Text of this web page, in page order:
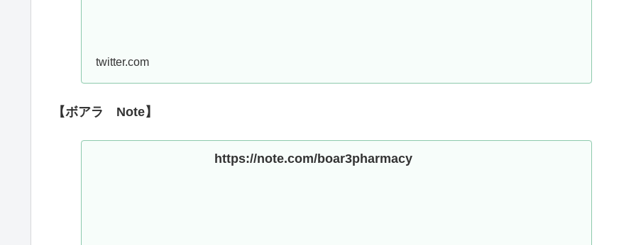
twitter.com
【ボアラ Note】
https://note.com/boar3pharmacy